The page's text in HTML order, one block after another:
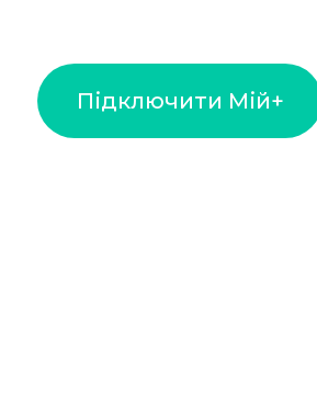
Підключити Мій+